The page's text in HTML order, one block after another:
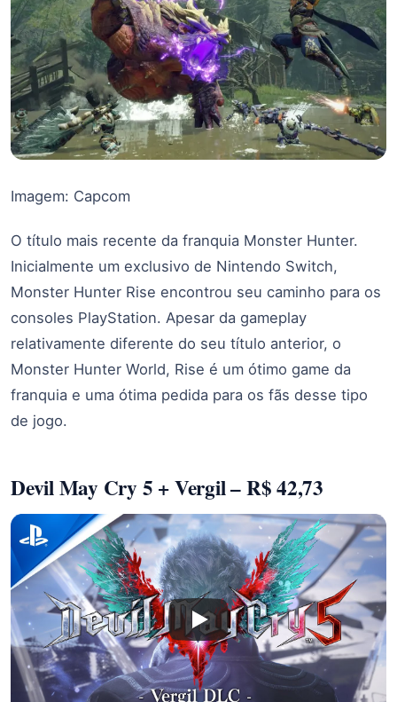
Imagem: Capcom
O título mais recente da franquia Monster Hunter.
Inicialmente um exclusivo de Nintendo Switch,
Monster Hunter Rise encontrou seu caminho para os
consoles PlayStation. Apesar da gameplay
relativamente diferente do seu título anterior, o
Monster Hunter World, Rise é um ótimo game da
franquia e uma ótima pedida para os fãs desse tipo
de jogo.
Devil May Cry 5 + Vergil – R$ 42,73